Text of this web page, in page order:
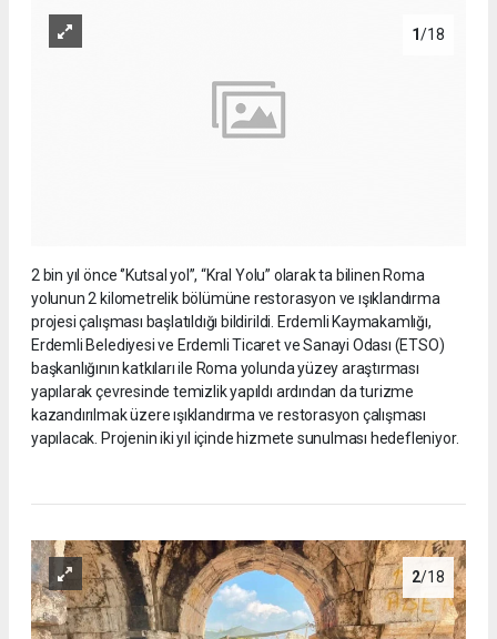
1/18
2 bin yıl önce ‘’Kutsal yol’’, “Kral Yolu” olarak ta bilinen Roma
yolunun 2 kilometrelik bölümüne restorasyon ve ışıklandırma
projesi çalışması başlatıldığı bildirildi. Erdemli Kaymakamlığı,
Erdemli Belediyesi ve Erdemli Ticaret ve Sanayi Odası (ETSO)
başkanlığının katkıları ile Roma yolunda yüzey araştırması
yapılarak çevresinde temizlik yapıldı ardından da turizme
kazandırılmak üzere ışıklandırma ve restorasyon çalışması
yapılacak. Projenin iki yıl içinde hizmete sunulması hedefleniyor.
2/18